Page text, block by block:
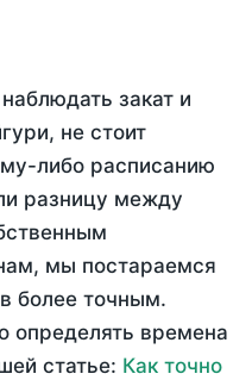
закат и
не стоит
либо расписанию
разницу между
мы постараемся
более точным.
определять времена
статье: Как точно